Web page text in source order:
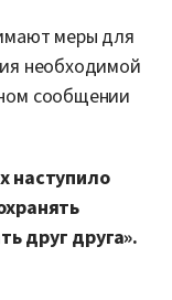
меры для
необходимой
сообщении
наступило
друг друга».